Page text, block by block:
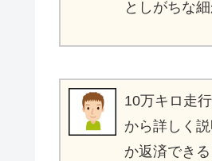
としがちな
10万キロ走
から詳しく
か返済でき